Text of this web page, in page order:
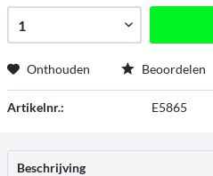
Onthouden Beoordelen
Artikelnr.: E5865
Beschrijving